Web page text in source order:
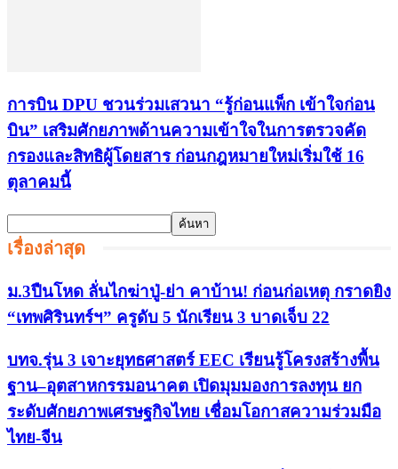
การบิน DPU ชวนร่วมเสวนา “รู้ก่อนแพ็ก เข้าใจก่อน
บิน” เสริมศักยภาพด้านความเข้าใจในการตรวจคัด
กรองและสิทธิผู้โดยสาร ก่อนกฎหมายใหม่เริ่มใช้ 16
ตุลาคมนี้
เรื่องล่าสุด
ม.3ปืนโหด ลั่นไกฆ่าปู่-ย่า คาบ้าน! ก่อนก่อเหตุ กราดยิง
“เทพศิรินทร์ฯ” ครูดับ 5 นักเรียน 3 บาดเจ็บ 22
บทจ.รุ่น 3 เจาะยุทธศาสตร์ EEC เรียนรู้โครงสร้างพื้น
ฐาน–อุตสาหกรรมอนาคต เปิดมุมมองการลงทุน ยก
ระดับศักยภาพเศรษฐกิจไทย เชื่อมโอกาสความร่วมมือ
ไทย-จีน